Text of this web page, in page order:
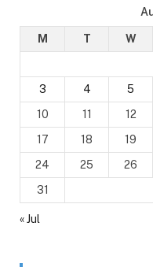
M T W
3
4 5
10
11 12
17
18 19
24
25 26
31
« Jul